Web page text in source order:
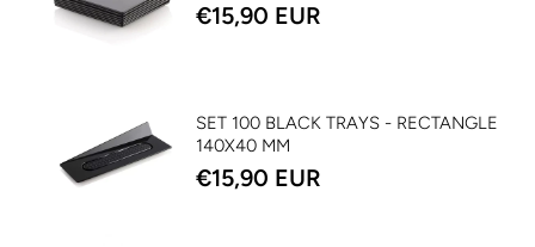
€15,90 EUR
SET 100 BLACK TRAYS - RECTANGLE
140X40 MM
€15,90 EUR